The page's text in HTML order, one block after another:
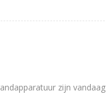
zijn